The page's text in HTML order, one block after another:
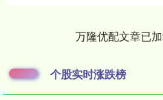
万隆优配文章已
个股实时涨跌榜